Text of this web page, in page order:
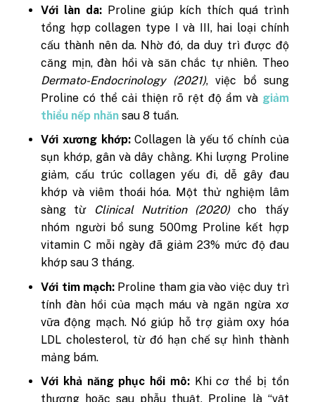
Với làn da: Proline giúp kích thích quá trình
tổng hợp collagen type I và III, hai loại chính
cấu thành nên da. Nhờ đó, da duy trì được độ
căng mịn, đàn hồi và săn chắc tự nhiên. Theo
Dermato-Endocrinology (2021), việc bổ sung
Proline có thể cải thiện rõ rệt độ ẩm và giảm
thiểu nếp nhăn sau 8 tuần.
Với xương khớp:Collagen là yếu tố chính của
sụn khớp, gân và dây chằng. Khi lượng Proline
giảm, cấu trúc collagen yếu đi, dễ gây đau
khớp và viêm thoái hóa. Một thử nghiệm lâm
sàng từ
Clinical Nutrition (2020)cho thấy
nhóm người bổ sung 500mg Proline kết hợp
vitamin C mỗi ngày đã giảm 23% mức độ đau
khớp sau 3 tháng.
Với tim mạch: Proline tham gia vào việc duy trì
tính đàn hồi của mạch máu và ngăn ngừa xơ
vữa động mạch. Nó giúp hỗ trợ giảm oxy hóa
LDL cholesterol, từ đó hạn chế sự hình thành
mảng bám.
Với khả năng phục hồi mô: Khi cơ thể bị tổn
thương hoặc sau phẫu thuật, Proline là “vật